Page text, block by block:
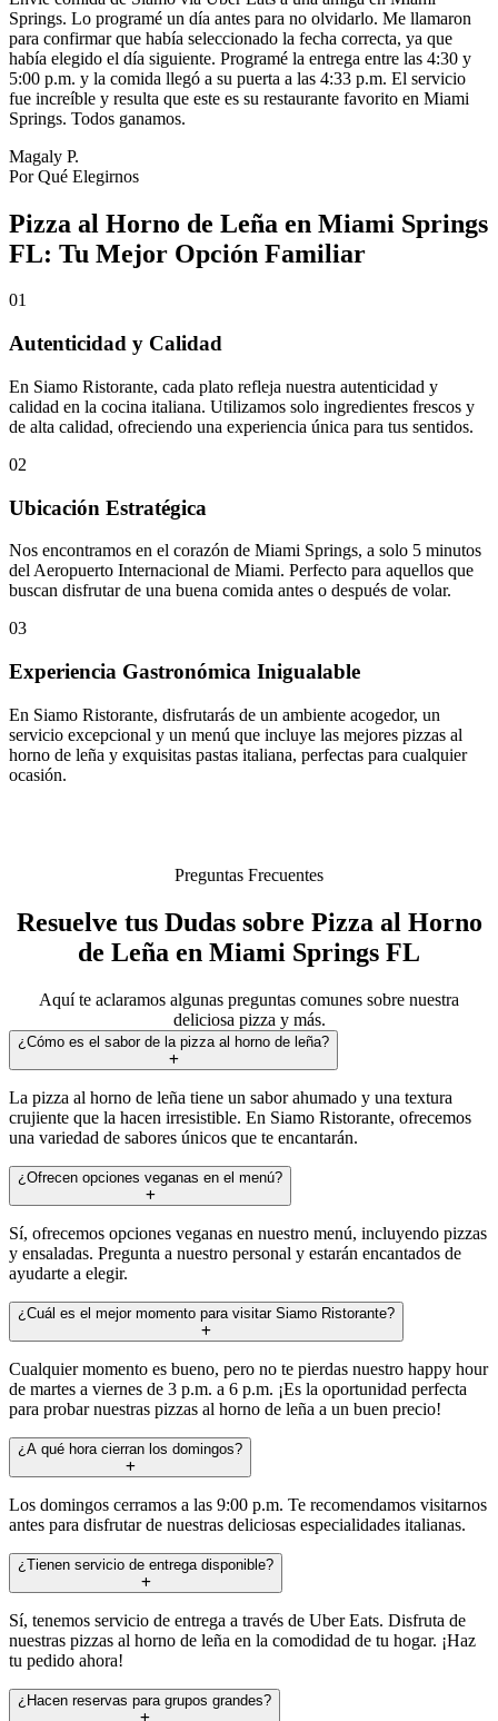
Springs. Lo programé un día antes para no olvidarlo. Me llamaron
para confirmar que había seleccionado la fecha correcta, ya que
había elegido el día siguiente. Programé la entrega entre las 4:30 y
5:00 p.m. y la comida llegó a su puerta a las 4:33 p.m. El servicio
fue increíble y resulta que este es su restaurante favorito en Miami
Springs. Todos ganamos.
Magaly P.
Por Qué Elegirnos
Pizza al Horno de Leña en Miami Springs
FL: Tu Mejor Opción Familiar
01
Autenticidad y Calidad
En Siamo Ristorante, cada plato refleja nuestra autenticidad y
calidad en la cocina italiana. Utilizamos solo ingredientes frescos y
de alta calidad, ofreciendo una experiencia única para tus sentidos.
02
Ubicación Estratégica
Nos encontramos en el corazón de Miami Springs, a solo 5 minutos
del Aeropuerto Internacional de Miami. Perfecto para aquellos que
buscan disfrutar de una buena comida antes o después de volar.
03
Experiencia Gastronómica Inigualable
En Siamo Ristorante, disfrutarás de un ambiente acogedor, un
servicio excepcional y un menú que incluye las mejores pizzas al
horno de leña y exquisitas pastas italiana, perfectas para cualquier
ocasión.
Preguntas Frecuentes
Resuelve tus Dudas sobre Pizza al Horno
de Leña en Miami Springs FL
Aquí te aclaramos algunas preguntas comunes sobre nuestra
deliciosa pizza y más.
¿Cómo es el sabor de la pizza al horno de leña?
La pizza al horno de leña tiene un sabor ahumado y una textura
crujiente que la hacen irresistible. En Siamo Ristorante, ofrecemos
una variedad de sabores únicos que te encantarán.
¿Ofrecen opciones veganas en el menú?
Sí, ofrecemos opciones veganas en nuestro menú, incluyendo pizzas
y ensaladas. Pregunta a nuestro personal y estarán encantados de
ayudarte a elegir.
¿Cuál es el mejor momento para visitar Siamo Ristorante?
Cualquier momento es bueno, pero no te pierdas nuestro happy hour
de martes a viernes de 3 p.m. a 6 p.m. ¡Es la oportunidad perfecta
para probar nuestras pizzas al horno de leña a un buen precio!
¿A qué hora cierran los domingos?
Los domingos cerramos a las 9:00 p.m. Te recomendamos visitarnos
antes para disfrutar de nuestras deliciosas especialidades italianas.
¿Tienen servicio de entrega disponible?
Sí, tenemos servicio de entrega a través de Uber Eats. Disfruta de
nuestras pizzas al horno de leña en la comodidad de tu hogar. ¡Haz
tu pedido ahora!
¿Hacen reservas para grupos grandes?